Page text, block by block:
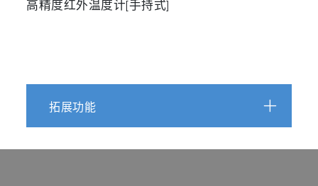
高精度红外温度计[手持式]
拓展功能